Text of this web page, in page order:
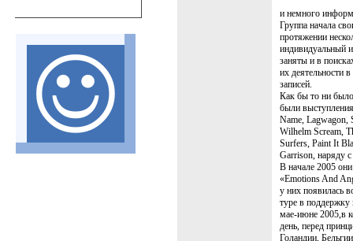
и немного
Группа начала
протяжении
индивидуальный
заняты и в
их деятельности
записей.
Как бы то ни
были
Name, Lagwagon,
Wilhelm Scream,
Surfers, Paint It
Garrison, наряду
В начале 2005
«Emotions And
у них появилась
туре в
мае-июне 2005,в
день, перед
Голандии,